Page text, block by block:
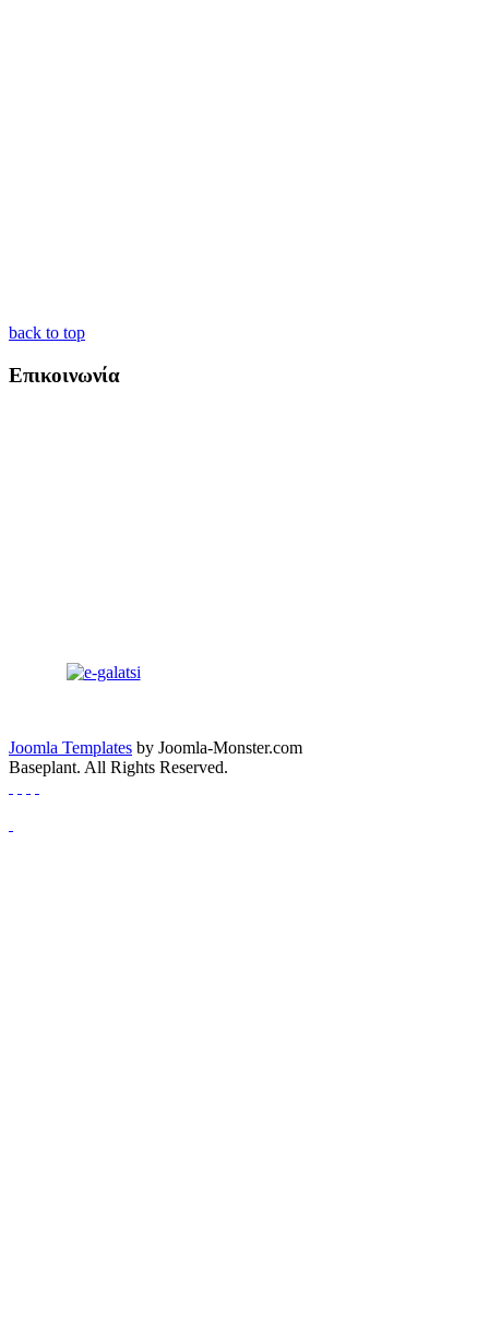
back to top
Επικοινωνία
Joomla Templates by Joomla-Monster.com
Baseplant. All Rights Reserved.